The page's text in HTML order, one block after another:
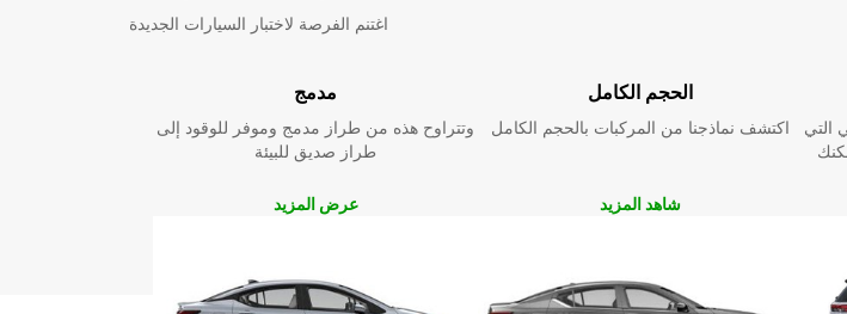
اغتنم الفرصة لاختبار السيارات الجديدة
مدمج
وتتراوح هذه من طراز مدمج وموفر للوقود إلى
طراز صديق للبيئة
عرض المزيد
الحجم الكامل
اكتشف نماذجنا من المركبات بالحجم الكامل
شاهد المزيد
التي